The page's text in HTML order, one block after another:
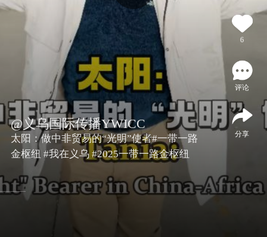
6
评论
分享
@义乌国际传播YWICC
太阳：做中非贸易的“光明”使者#一带一路
金枢纽 #我在义乌 #2025一带一路金枢纽